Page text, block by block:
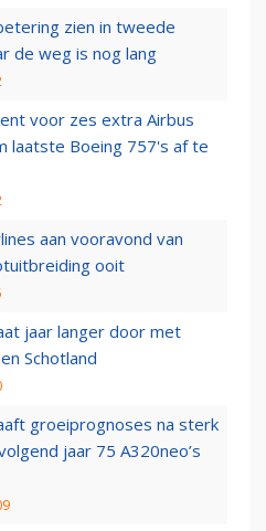
zien in tweede
de weg is nog lang
voor zes extra Airbus
laatste Boeing 757's af te
aan vooravond van
ooit
jaar langer door met
Schotland
groeiprognoses na sterk
jaar 75 A320neo’s